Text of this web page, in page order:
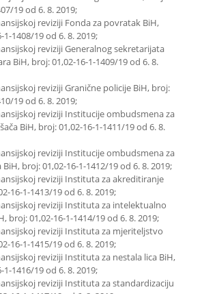
19 od 6. 8. 2019;
reviziji Fonda za povratak BiH,
1-1408/19 od 6. 8. 2019;
reviziji Generalnog sekretarijata
BiH, broj: 01,02-16-1-1409/19 od 6. 8.
reviziji Granične policije BiH, broj:
19 od 6. 8. 2019;
reviziji Institucije ombudsmena za
BiH, broj: 01,02-16-1-1411/19 od 6. 8.
reviziji Institucije ombudsmena za
broj: 01,02-16-1-1412/19 od 6. 8. 2019;
reviziji Instituta za akreditiranje
16-1-1413/19 od 6. 8. 2019;
reviziji Instituta za intelektualno
broj: 01,02-16-1-1414/19 od 6. 8. 2019;
reviziji Instituta za mjeriteljstvo
16-1-1415/19 od 6. 8. 2019;
reviziji Instituta za nestala lica BiH,
1-1416/19 od 6. 8. 2019;
reviziji Instituta za standardizaciju